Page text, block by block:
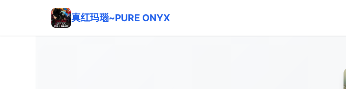
真红玛瑙~PURE ONYX